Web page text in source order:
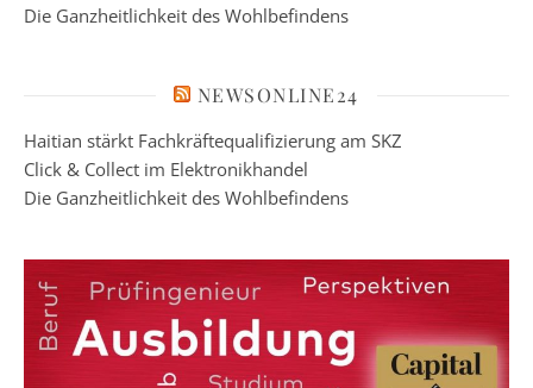
Die Ganzheitlichkeit des Wohlbefindens
NEWSONLINE24
Haitian stärkt Fachkräftequalifizierung am SKZ
Click & Collect im Elektronikhandel
Die Ganzheitlichkeit des Wohlbefindens